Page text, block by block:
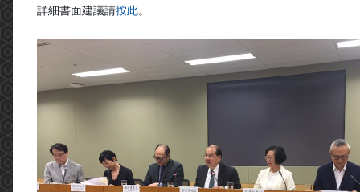
詳細書面建議請按此。